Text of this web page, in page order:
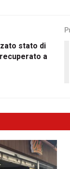
stato di
a